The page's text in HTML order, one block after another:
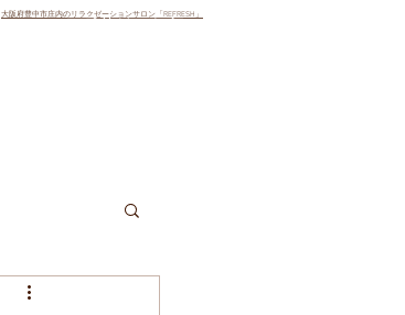
大阪府豊中市庄内のリラクゼーションサロン「REFRESH」
ご予約はこちら